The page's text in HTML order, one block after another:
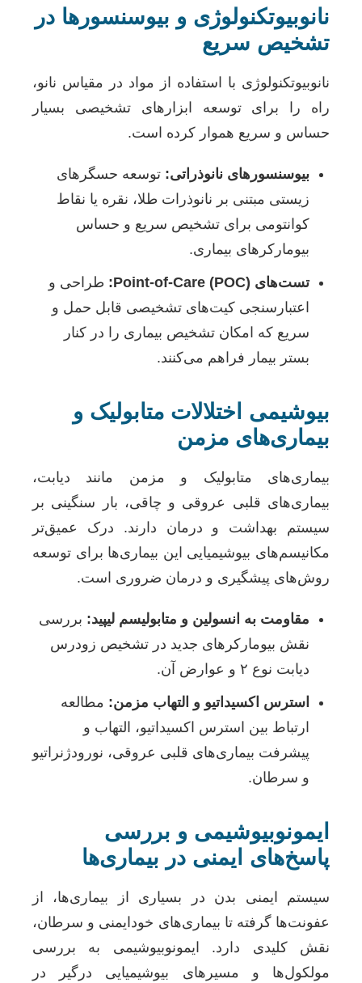
نانوبیوتکنولوژی و بیوسنسورها در
تشخیص سریع
نانوبیوتکنولوژی با استفاده از مواد در مقیاس نانو،
راه را برای توسعه ابزارهای تشخیصی بسیار
حساس و سریع هموار کرده است.
بیوسنسورهای نانوذراتی: توسعه حسگرهای
زیستی مبتنی بر نانوذرات طلا، نقره یا نقاط
کوانتومی برای تشخیص سریع و حساس
بیومارکرهای بیماری.
تست‌های Point-of-Care (POC):
طراحی و
اعتبارسنجی کیت‌های تشخیصی قابل حمل و
سریع که امکان تشخیص بیماری را در کنار
بستر بیمار فراهم می‌کنند.
بیوشیمی اختلالات متابولیک و
بیماری‌های مزمن
بیماری‌های متابولیک و مزمن مانند دیابت،
بیماری‌های قلبی عروقی و چاقی، بار سنگینی بر
سیستم بهداشت و درمان دارند. درک عمیق‌تر
مکانیسم‌های بیوشیمیایی این بیماری‌ها برای توسعه
روش‌های پیشگیری و درمان ضروری است.
مقاومت به انسولین و متابولیسم لیپید: بررسی
نقش بیومارکرهای جدید در تشخیص زودرس
دیابت نوع ۲ و عوارض آن.
استرس اکسیداتیو و التهاب مزمن: مطالعه
ارتباط بین استرس اکسیداتیو، التهاب و
پیشرفت بیماری‌های قلبی عروقی، نورودژنراتیو
و سرطان.
ایمونوبیوشیمی و بررسی
پاسخ‌های ایمنی در بیماری‌ها
سیستم ایمنی بدن در بسیاری از بیماری‌ها، از
عفونت‌ها گرفته تا بیماری‌های خودایمنی و سرطان،
نقش کلیدی دارد. ایمونوبیوشیمی به بررسی
مولکول‌ها و مسیرهای بیوشیمیایی درگیر در